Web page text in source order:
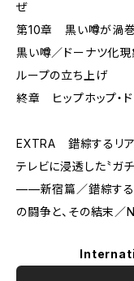
ぜ
第10章 黒い噂が渦巻
黒い噂／ドーナツ化
ループの立ち上げ
終章 ヒップホップ・ド
EXTRA 錯綜するリ
テレビに浸透した〝ガ
——新宿篇／錯綜する
の闘争と、その結末